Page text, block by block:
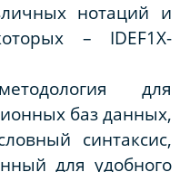
нотаций и
– IDEF1X-
для
баз данных,
синтаксис,
для удобного